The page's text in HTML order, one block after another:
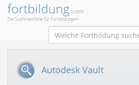
fortbildung.com
Die Suchmaschine für Fortbildungen
Autodesk Vault